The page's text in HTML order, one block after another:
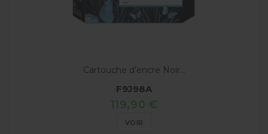
Cartouche d'encre Noir...
F9J98A
119,90 €
VOIR